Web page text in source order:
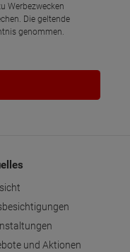
Werbezwecken
Die geltende
genommen.
und Aktionen